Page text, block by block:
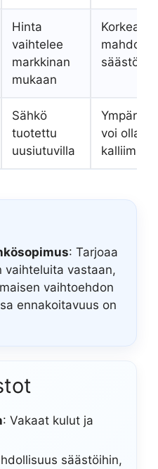
Hinta
vaihtelee
markkinan
mukaan
Korkea
säästöihin
Sähkö
tuotettu
uusiutuvilla
voi olla
kalliimpi
: Tarjoaa
vaihteluita vastaan,
vaihtoehdon
ennakoitavuus on
: Vakaat kulut ja
säästöihin,